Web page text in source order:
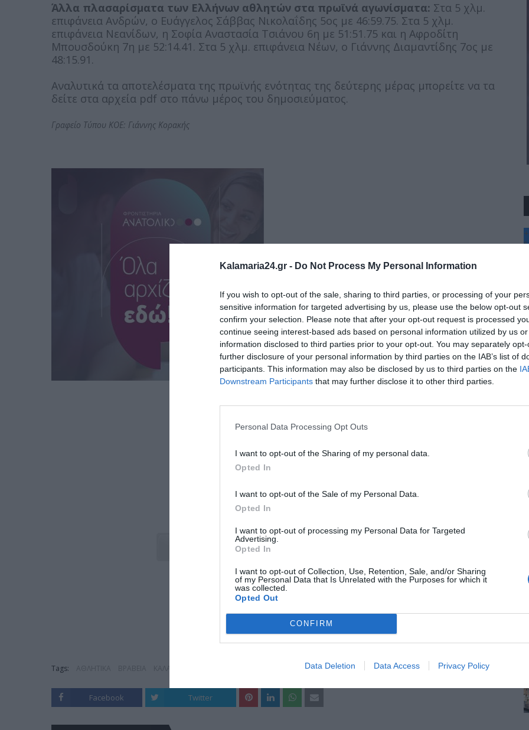
Kalamaria24.gr - Do Not Process My Personal Information
If you wish to opt-out of the sale, sharing to third parties, or processing of your
sensitive information for targeted advertising by us, please use the below opt-out
confirm your selection. Please note that after your opt-out request is processed
continue seeing interest-based ads based on personal information utilized by us
information disclosed to third parties prior to your opt-out. You may separately
further disclosure of your personal information by third parties on the IAB’s list of
participants. This information may also be disclosed by us to third parties on the
Downstream Participants that may further disclose it to other third parties.
Personal Data Processing Opt Outs
I want to opt-out of the Sharing of my personal data.
Opted In
I want to opt-out of the Sale of my Personal Data.
Opted In
I want to opt-out of processing my Personal Data for Targeted
Advertising.
Opted In
I want to opt-out of Collection, Use, Retention, Sale, and/or Sharing
of my Personal Data that Is Unrelated with the Purposes for which it
was collected.
Opted Out
CONFIRM
Data Deletion Data Access Privacy Policy
Άλλα πλασαρίσματα των Ελλήνων αθλητών στα πρωϊνά αγωνίσματα: Στα 5 χλμ.
επιφάνεια Ανδρών, ο Ευάγγελος Σάββας Νικολαΐδης 5ος με 46:59.75. Στα 5 χλμ.
επιφάνεια Νεανίδων, η Σοφία Αναστασία Τσιάνου 6η με 51:51.75 και η Αφροδίτη
Μπουσδούκη 7η με 52:14.41. Στα 5 χλμ. επιφάνεια Νέων, ο Γιάννης Διαμαντίδης 7ος με
48:15.91.
Αναλυτικά τα αποτελέσματα της πρωϊνής ενότητας της δεύτερης μέρας μπορείτε να τα
δείτε στα αρχεία pdf στο πάνω μέρος του δημοσιεύματος.
Γραφείο Τύπου ΚΟΕ: Γιάννης Κορακής
Tags:
Facebook Twitter
+
°